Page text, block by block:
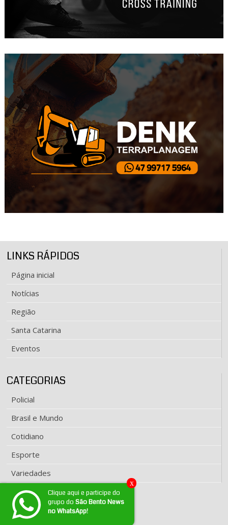
LINKS RÁPIDOS
Página inicial
Notícias
Região
Santa Catarina
Eventos
CATEGORIAS
Policial
Brasil e Mundo
Cotidiano
Esporte
Variedades
EXPEDIENTE
Clique aqui e participe do
grupo do São Bento News
no WhatsApp!
x